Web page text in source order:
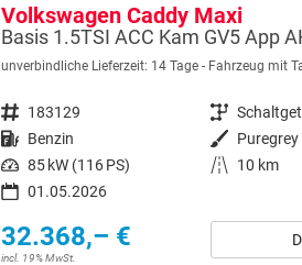
Volkswagen Caddy Maxi
Basis 1.5TSI ACC Kam GV5 App
unverbindliche Lieferzeit: 14 Tage Fahrzeug mit
Fahrzeugnr. 183129 Getriebe
Kraftstoff Benzin Außenfarbe Puregrey
Leistung 85 kW (116 PS) Kilometerstand
10 km
01.05.2026
32.368,– €
incl. 19% MwSt.